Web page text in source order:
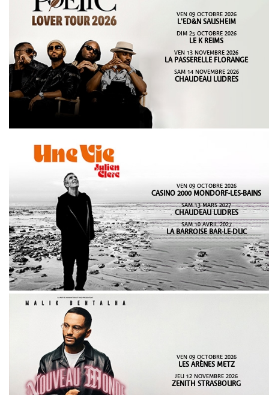
VEN 09 OCTOBRE 2026
L'ED&N SAUSHEIM
DIM 25 OCTOBRE 2026
LE K REIMS
VEN 13 NOVEMBRE 2026
LA PASSERELLE FLORANGE
SAM 14 NOVEMBRE 2026
CHAUDEAU LUDRES
VEN 09 OCTOBRE 2026
CASINO 2000 MONDORF-LES-BAINS
SAM 13 MARS 2027
CHAUDEAU LUDRES
SAM 10 AVRIL 2027
LA BARROISE BAR-LE-DUC
VEN 09 OCTOBRE 2026
LES ARÈNES METZ
JEU 12 NOVEMBRE 2026
ZENITH STRASBOURG